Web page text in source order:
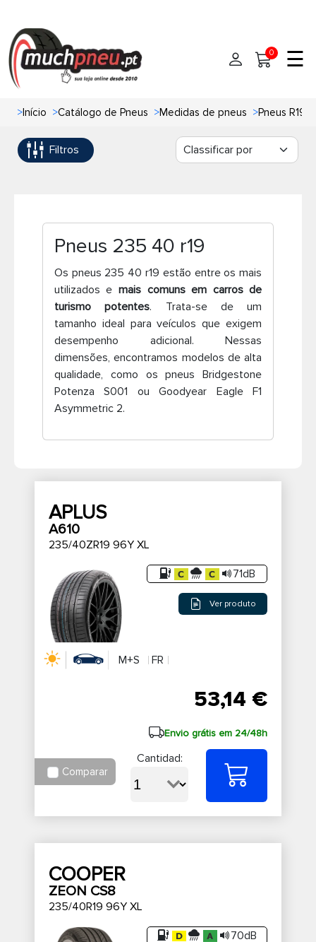
Início
Pneus
Pneus 4x4
Pneus de Van
Pneus de caminhão
Oficinas de Pneus
Contato
0 ☰
>Início >Catálogo de Pneus >Medidas de pneus >Pneus R19
Filtros
Pneus 235 40 r19
Os pneus 235 40 r19 estão entre os mais
utilizados e mais comuns em carros de
turismo potentes. Trata-se de um
tamanho ideal para veículos que exigem
desempenho adicional. Nessas
dimensões, encontramos modelos de alta
qualidade, como os pneus Bridgestone
Potenza S001 ou Goodyear Eagle F1
Asymmetric 2.
APLUS
A610
235/40ZR19 96Y XL
71dB
Ver produto
M+S FR
53,14 €
Envio grátis em 24/48h
Comparar
Cantidad:
COOPER
ZEON CS8
235/40R19 96Y XL
70dB